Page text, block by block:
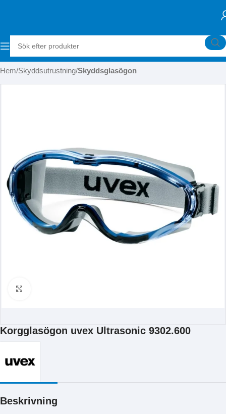
Hem Skyddsutrustning Skyddsglasögon
Korgglasögon uvex Ultrasonic 9302.600
Beskrivning